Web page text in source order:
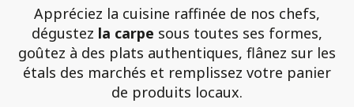
Appréciez la cuisine raffinée de nos chefs,
dégustez la carpe sous toutes ses formes,
goûtez à des plats authentiques, flânez sur les
étals des marchés et remplissez votre panier
de produits locaux.